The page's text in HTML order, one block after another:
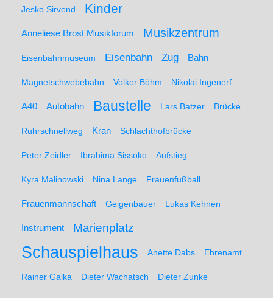
Jesko Sirvend Kinder
Anneliese Brost Musikforum Musikzentrum
Eisenbahnmuseum Eisenbahn Zug Bahn
Magnetschwebebahn Volker Böhm Nikolai Ingenerf
A40 Autobahn Baustelle Lars Batzer Brücke
Ruhrschnellweg Kran Schlachthofbrücke
Peter Zeidler Ibrahima Sissoko Aufstieg
Kyra Malinowski Nina Lange Frauenfußball
Frauenmannschaft Geigenbauer Lukas Kehnen
Instrument Marienplatz
Schauspielhaus Anette Dabs Ehrenamt
Rainer Galka Dieter Wachatsch Dieter Zunke